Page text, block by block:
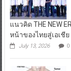
แนวคิด THE NEW
หน้าของไทยสู่เอเชีย
July 13, 2026 0